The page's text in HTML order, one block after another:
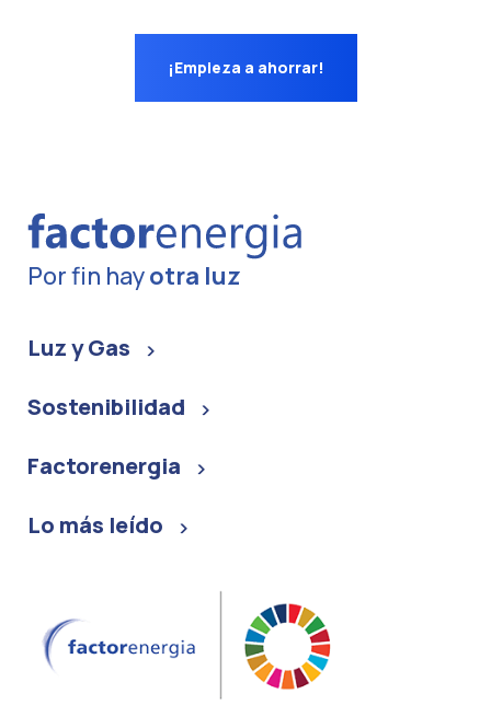
¡Empieza a ahorrar!
Por fin hayotra luz
Luz y Gas
Sostenibilidad
Factorenergia
Lo más leído